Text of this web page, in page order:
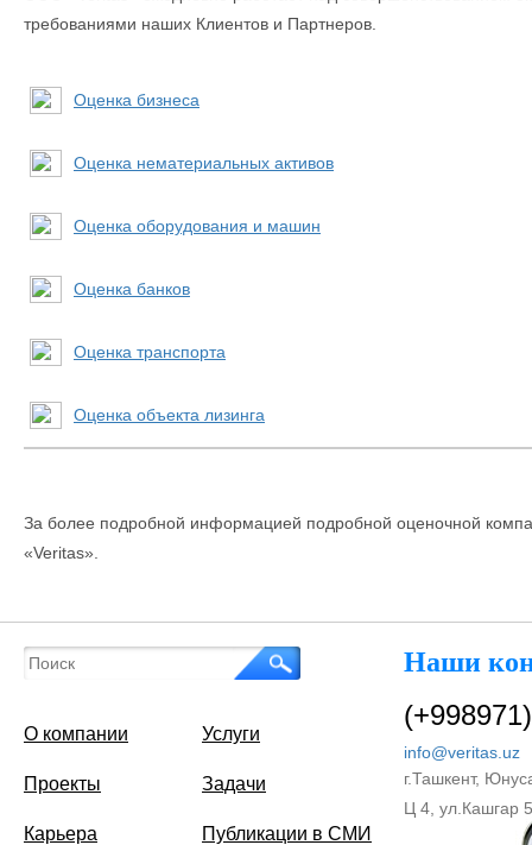
требованиями наших Клиентов и Партнеров.
Оценка бизнеса
Оценка нематериальных активов
Оценка оборудования и машин
Оценка банков
Оценка транспорта
Оценка объекта лизинга
За более подробной информацией подробной оценочной
«Veritas».
О компании Услуги
Проекты Задачи
Карьера Публикации в СМИ
Наши
info@veritas.uz
г.Ташкент,
Ц 4, ул.Кашгар